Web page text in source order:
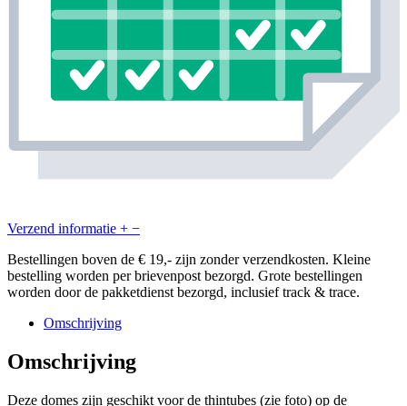
Verzend informatie + −
Bestellingen boven de € 19,- zijn zonder verzendkosten. Kleine
bestelling worden per brievenpost bezorgd. Grote bestellingen
worden door de pakketdienst bezorgd, inclusief track & trace.
Omschrijving
Omschrijving
Deze domes zijn geschikt voor de thintubes (zie foto) op de